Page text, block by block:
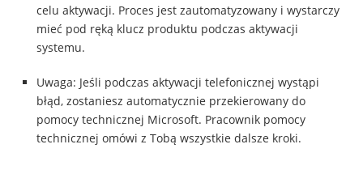
celu aktywacji. Proces jest zautomatyzowany i wystarczy
mieć pod ręką klucz produktu podczas aktywacji
systemu.
Uwaga: Jeśli podczas aktywacji telefonicznej wystąpi
błąd, zostaniesz automatycznie przekierowany do
pomocy technicznej Microsoft. Pracownik pomocy
technicznej omówi z Tobą wszystkie dalsze kroki.